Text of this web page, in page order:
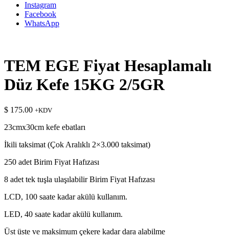
Instagram
Facebook
WhatsApp
TEM EGE Fiyat Hesaplamalı
Düz Kefe 15KG 2/5GR
$ 175.00 +KDV
23cmx30cm kefe ebatları
İkili taksimat (Çok Aralıklı 2×3.000 taksimat)
250 adet Birim Fiyat Hafızası
8 adet tek tuşla ulaşılabilir Birim Fiyat Hafızası
LCD, 100 saate kadar akülü kullanım.
LED, 40 saate kadar akülü kullanım.
Üst üste ve maksimum çekere kadar dara alabilme